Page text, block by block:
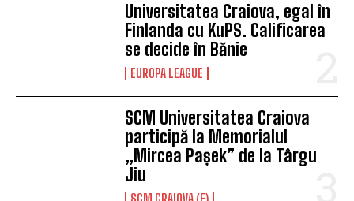
Universitatea Craiova, egal în
Finlanda cu KuPS. Calificarea
se decide în Bănie
EUROPA LEAGUE
SCM Universitatea Craiova
participă la Memorialul
„Mircea Pașek” de la Târgu
Jiu